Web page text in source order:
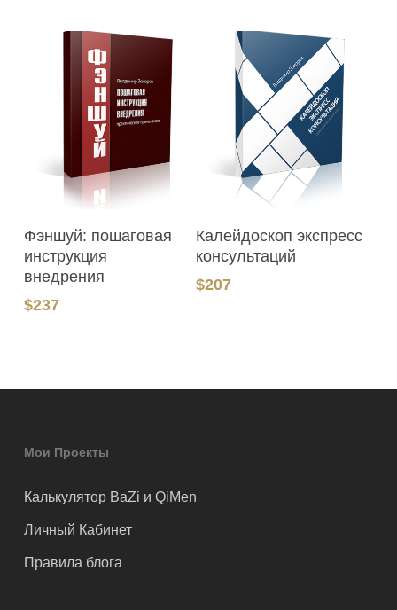
Фэншуй: пошаговая
инструкция
внедрения
$237
Калейдоскоп экспресс
консультаций
$207
Мои Проекты
Калькулятор BaZi и QiMen
Личный Кабинет
Правила блога